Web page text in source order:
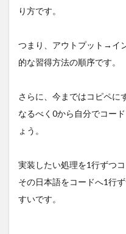
り方です。
つまり、アウトプット→イ
的な習得方法の順序です。
さらに、今まではコピペに
なるべく0から自分でコー
ょう。
実装したい処理を1行ずつコ
その日本語をコードへ1行
すいです。